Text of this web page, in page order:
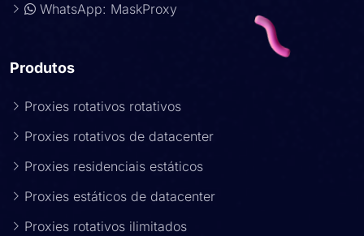
WhatsApp: MaskProxy
Produtos
Proxies rotativos rotativos
Proxies rotativos de datacenter
Proxies residenciais estáticos
Proxies estáticos de datacenter
Proxies rotativos ilimitados